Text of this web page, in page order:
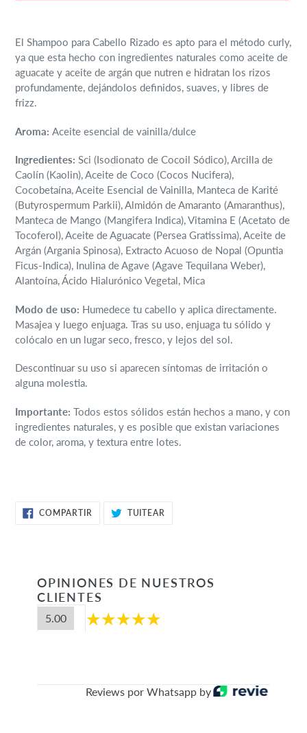
el
producto
a
tu
carrito
compra
El Shampoo para Cabello Rizado es apto para el método curly,
ya que esta hecho con ingredientes naturales como aceite de
aguacate y aceite de argán que nutren e hidratan los rizos
profundamente, dejándolos definidos, suaves, y libres de
frizz.
Aroma: Aceite esencial de vainilla/dulce
Ingredientes: Sci (Isodionato de Cocoil Sódico), Arcilla de
Caolín (Kaolin), Aceite de Coco (Cocos Nucifera),
Cocobetaína, Aceite Esencial de Vainilla, Manteca de Karité
(Butyrospermum Parkii), Almidón de Amaranto (Amaranthus),
Manteca de Mango (Mangifera Indica), Vitamina E (Acetato de
Tocoferol), Aceite de Aguacate (Persea Gratissima), Aceite de
Argán (Argania Spinosa), Extracto Acuoso de Nopal (Opuntia
Ficus-Indica), Inulina de Agave (Agave Tequilana Weber),
Alantoína, Ácido Hialurónico Vegetal, Mica
Modo de uso: Humedece tu cabello y aplica directamente.
Masajea y luego enjuaga. Tras su uso, enjuaga tu sólido y
colócalo en un lugar seco, fresco, y lejos del sol.
Descontinuar su uso si aparecen síntomas de irritación o
alguna molestia.
Importante: Todos estos sólidos están hechos a mano, y con
ingredientes naturales, y es posible que existan variaciones
de color, aroma, y textura entre lotes.
COMPARTIR COMPARTIR
EN
TUITEAR
OPINIONES DE NUESTROS
CLIENTES
5.00
Reviews por Whatsapp by